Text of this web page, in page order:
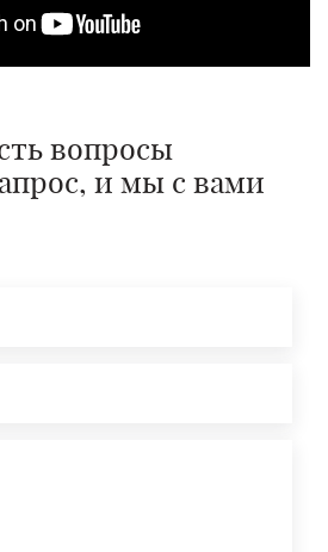
вопросы
и мы с вами